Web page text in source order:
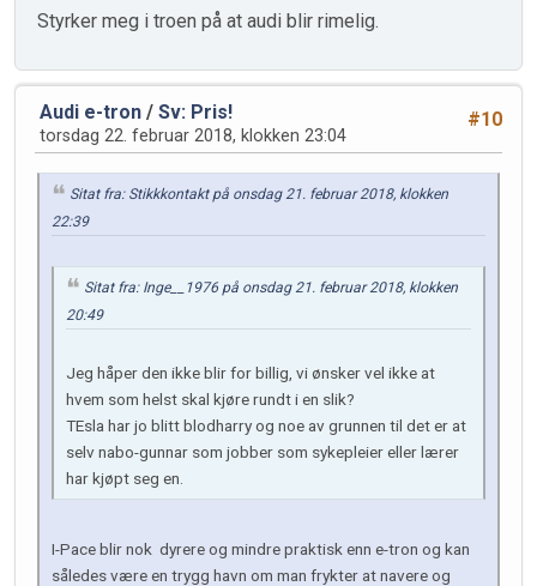
Styrker meg i troen på at audi blir rimelig.
#10
Audi e-tron / Sv: Pris!
torsdag 22. februar 2018, klokken 23:04
Sitat fra: Stikkkontakt på onsdag 21. februar 2018, klokken
22:39
Sitat fra: Inge__1976 på onsdag 21. februar 2018, klokken
20:49
Jeg håper den ikke blir for billig, vi ønsker vel ikke at
hvem som helst skal kjøre rundt i en slik?
TEsla har jo blitt blodharry og noe av grunnen til det er at
selv nabo-gunnar som jobber som sykepleier eller lærer
har kjøpt seg en.
I-Pace blir nok dyrere og mindre praktisk enn e-tron og kan
således være en trygg havn om man frykter at navere og